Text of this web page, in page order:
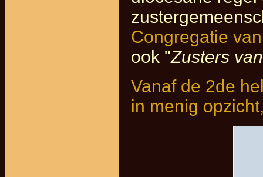
Congregatie
ook "Zusters
Vanaf de 2de
in menig